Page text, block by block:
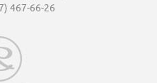
467-66-26